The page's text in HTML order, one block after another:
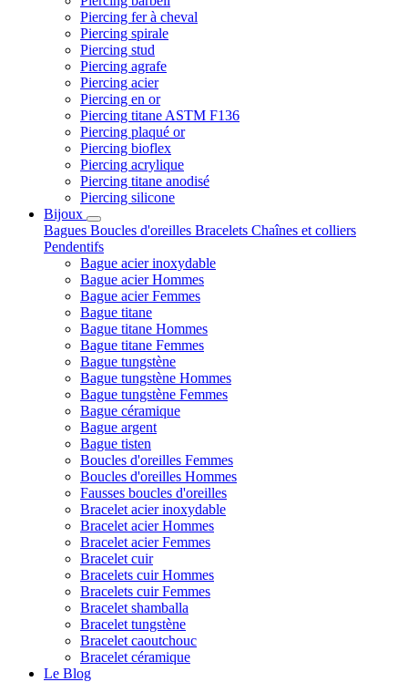
Piercing fer à cheval
Piercing spirale
Piercing stud
Piercing agrafe
Piercing acier
Piercing en or
Piercing titane ASTM F136
Piercing plaqué or
Piercing bioflex
Piercing acrylique
Piercing titane anodisé
Piercing silicone
Bijoux
Bagues Boucles d'oreilles Bracelets Chaînes et colliers
Pendentifs
Bague acier inoxydable
Bague acier Hommes
Bague acier Femmes
Bague titane
Bague titane Hommes
Bague titane Femmes
Bague tungstène
Bague tungstène Hommes
Bague tungstène Femmes
Bague céramique
Bague argent
Bague tisten
Boucles d'oreilles Femmes
Boucles d'oreilles Hommes
Fausses boucles d'oreilles
Bracelet acier inoxydable
Bracelet acier Hommes
Bracelet acier Femmes
Bracelet cuir
Bracelets cuir Hommes
Bracelets cuir Femmes
Bracelet shamballa
Bracelet tungstène
Bracelet caoutchouc
Bracelet céramique
Le Blog